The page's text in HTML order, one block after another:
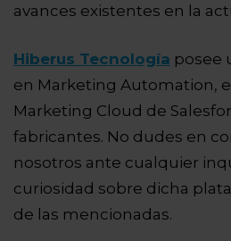
avances existentes en la
Hiberus Tecnología posee
en Marketing Automation,
Marketing Cloud de
fabricantes. No dudes en
nosotros ante cualquier
curiosidad sobre dicha
de las mencionadas.